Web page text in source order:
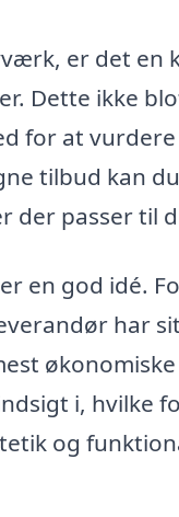
er det en
Dette ikke
for at
tilbud kan
der passer til
en god idé.
har
i, hvilke
og